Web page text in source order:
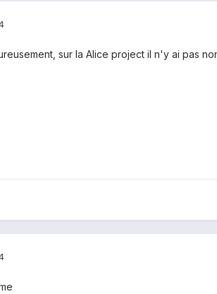
sur la Alice project il n'y ai pas